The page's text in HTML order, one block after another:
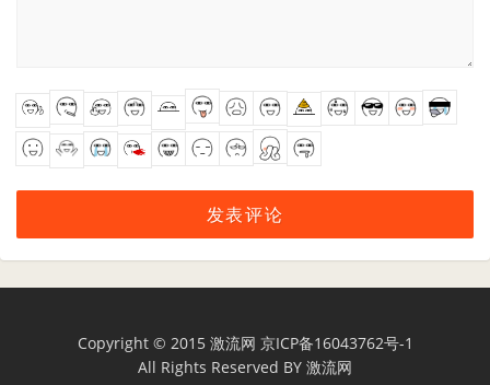
Copyright © 2015 激流网 京ICP备16043762号-1
All Rights Reserved BY 激流网